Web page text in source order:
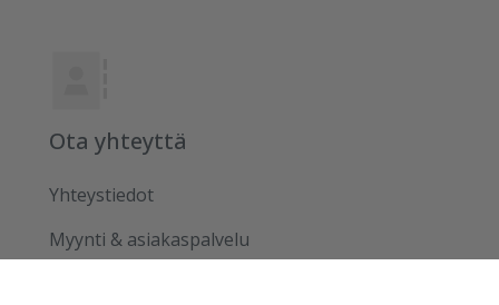
Ota yhteyttä
Yhteystiedot
Myynti & asiakaspalvelu